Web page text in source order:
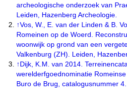
archeologische onderzoek van
Leiden, Hazenberg Archeologie.
↑Vos, W., E. van der Linden & B.
Romeinen op de Woerd.
woonwijk op grond van een
Valkenburg (ZH). Leiden,
↑Dijk, K.M. van 2014.
werelderfgoednominatie
Buro de Brug, catalogusnummer